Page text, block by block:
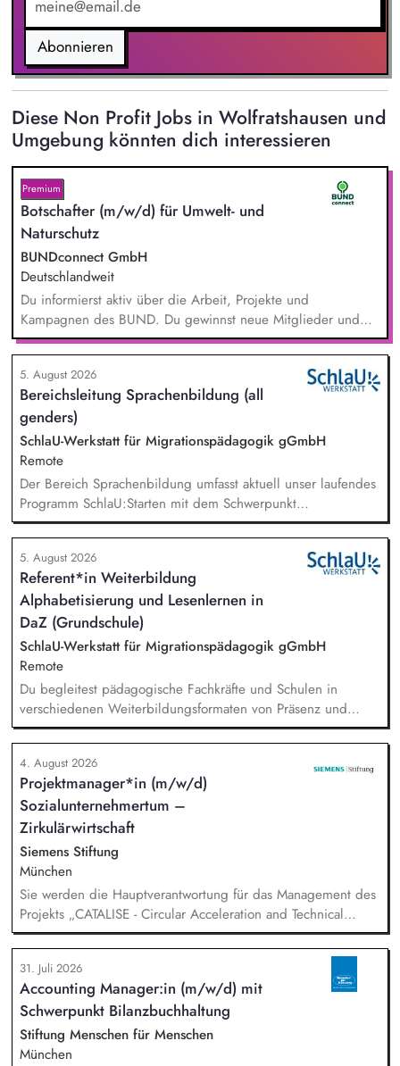
Abonnieren
Diese Non Profit Jobs in Wolfratshausen und
Umgebung könnten dich interessieren
Premium
Botschafter (m/w/d) für Umwelt- und
Naturschutz
BUNDconnect GmbH
Deutschlandweit
Du informierst aktiv über die Arbeit, Projekte und
Kampagnen des BUND. Du gewinnst neue Mitglieder und
stärkst damit langfristig den Umwelt- und Naturschutz. Du
beantwortest Fragen zu Umwelt-, Arten- und Klimaschutz nach
bestem Wissen und Gewissen. Du unterstützt Kampagnen
und Aktionen, beispielsweise durch das Sammeln von
Unterschriften für Petitionen.
5. August 2026
Bereichsleitung Sprachenbildung (all
genders)
SchlaU-Werkstatt für Migrationspädagogik gGmbH
Remote
Der Bereich Sprachenbildung umfasst aktuell unser laufendes
Programm SchlaU:Starten mit dem Schwerpunkt
"Alphabetisierung in DaZ für die Grundschule" sowie
zukünftig weitere auf Unterrichtsmaterial bezogene Projekte
mit den Schwerpunkten sprachensensibles und
rassismuskritisches Deutschlernen von der Grundschule bis in
die Berufliche Bildung. Der Bereich Sprachenbildung
entwickelt in seinen Projekten dazu zielgruppengerechte und
innovative Unterrichtsmaterialien und begleitet pädagogische
Fachkräfte mit daran angeschlossenen
Weiterbildungsangeboten online wie offline.
5. August 2026
Referent*in Weiterbildung
Alphabetisierung und Lesenlernen in
DaZ (Grundschule)
SchlaU-Werkstatt für Migrationspädagogik gGmbH
Remote
Du begleitest pädagogische Fachkräfte und Schulen in
verschiedenen Weiterbildungsformaten von Präsenz und
Online-Workshops bis hin zu pädogischen Tagen und erstellst
Online-Selbstlernkurse für unsere Plattform schlau-lernen.org.
Die inhaltlichen Schwerpunkte liegen dabei auf den
Bereichen Lesen lernen, Mehrsprachigkeitsbewusstsein und
Alphabetisierung in der Grundschule.
4. August 2026
Projektmanager*in (m/w/d)
Sozialunternehmertum –
Zirkulärwirtschaft
Siemens Stiftung
München
Sie werden die Hauptverantwortung für das Management des
Projekts „CATALISE - Circular Acceleration and Technical
Assistance for Local Innovation and Sustainable Enterprises
31. Juli 2026
Accounting Manager:in (m/w/d) mit
Schwerpunkt Bilanzbuchhaltung
Stiftung Menschen für Menschen
München